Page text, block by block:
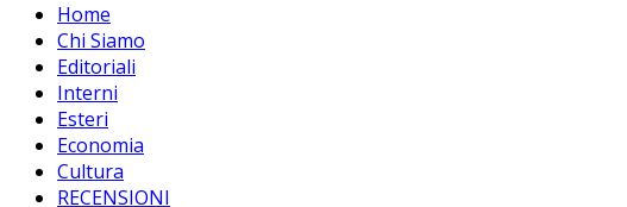
Home
Chi Siamo
Editoriali
Interni
Esteri
Economia
Cultura
RECENSIONI